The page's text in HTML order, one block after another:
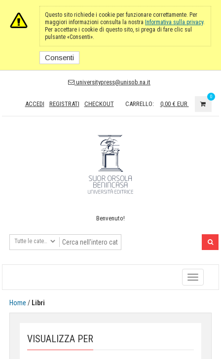
Questo sito richiede i cookie per funzionare correttamente. Per
maggiori informazioni consulta la nostra Informativa sulla privacy.
Per accettare i cookie di questo sito, si prega di fare clic sul
pulsante «Consenti».
Consenti
universitypress@unisob.na.it
ACCEDI REGISTRATI CHECKOUT CARRELLO: 0,00 € EUR
0
Benvenuto!
Toggle
navigation
Home / Libri
VISUALIZZA PER